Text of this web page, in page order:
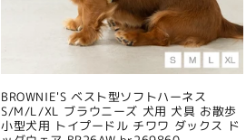
BROWNIE'S ベスト型ソフトハーネス
S/M/L/XL ブラウニーズ 犬用 犬具 お散歩
小型犬用 トイプードル チワワ ダックス ド